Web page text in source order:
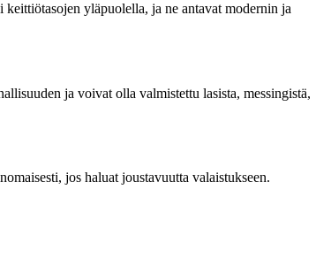
yläpuolella, ja ne antavat modernin ja
ja voivat olla valmistettu lasista, messingistä,
jos haluat joustavuutta valaistukseen.